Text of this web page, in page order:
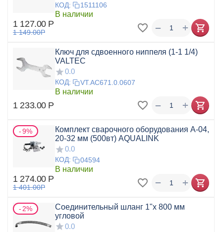
КОД: 1511106
В наличии
1 127.00 Р
1 149.00Р +
−
Ключ для сдвоенного ниппеля (1-1 1/4)
VALTEC
0.0
КОД: VT.AC671.0.0607
В наличии
1 233.00 Р +
−
9%
Комплект сварочного оборудования А-04,
20-32 мм (500вт) AQUALINK
0.0
КОД: 04594
В наличии
1 274.00 Р
1 401.00Р +
−
2%
Соединительный шланг 1"х 800 мм
угловой
0.0